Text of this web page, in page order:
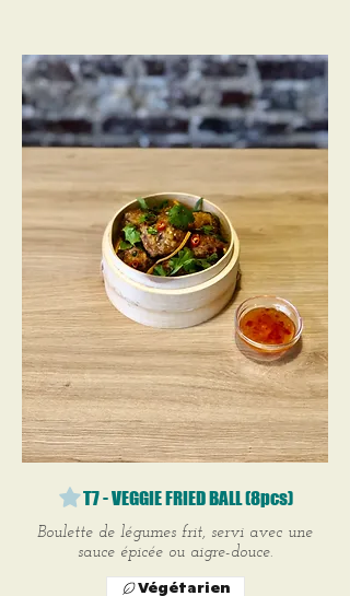
T7 - VEGGIE FRIED BALL (8pcs)
Boulette de légumes frit, servi avec une
sauce épicée ou aigre-douce.
Végétarien